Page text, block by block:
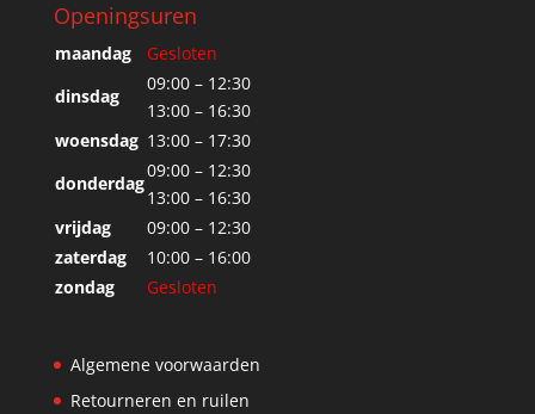
Openingsuren
maandag
Gesloten
dinsdag
09:00 – 12:30
13:00 – 16:30
woensdag 13:00 – 17:30
donderdag
09:00 – 12:30
13:00 – 16:30
vrijdag
09:00 – 12:30
zaterdag
10:00 – 16:00
zondag
Gesloten
Algemene voorwaarden
Retourneren en ruilen